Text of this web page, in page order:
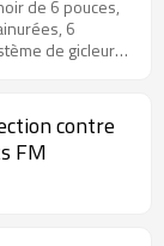
de 6 pouces,
6
de gicleurs
contre
FM